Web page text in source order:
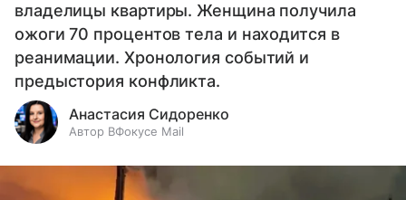
владелицы квартиры. Женщина получила
ожоги 70 процентов тела и находится в
реанимации. Хронология событий и
предыстория конфликта.
Анастасия Сидоренко
Автор ВФокусе Mail